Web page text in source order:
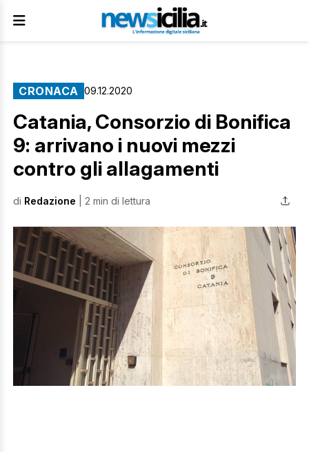
CRONACA 09.12.2020
Catania, Consorzio di Bonifica
9: arrivano i nuovi mezzi
contro gli allagamenti
di Redazione | 2 min di lettura